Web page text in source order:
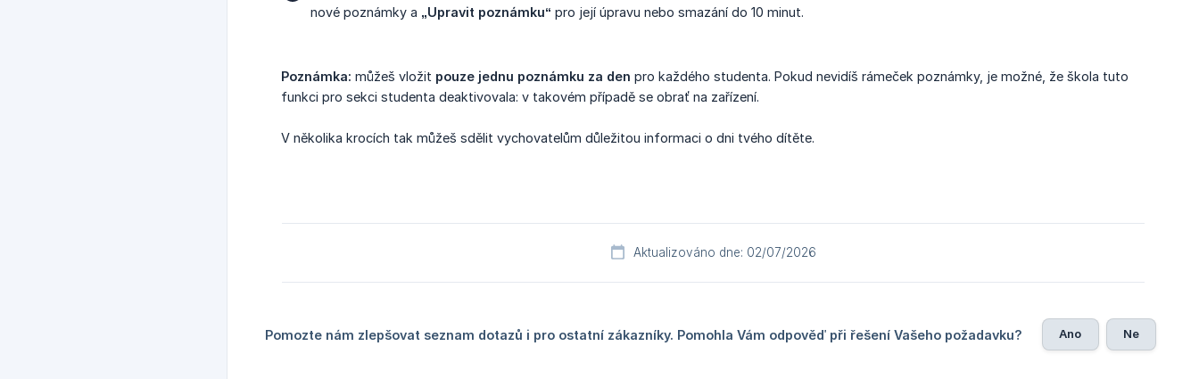
nové poznámky a „Upravit poznámku“ pro její úpravu nebo smazání do 10 minut.
Poznámka: můžeš vložit pouze jednu poznámku za den pro každého studenta. Pokud nevidíš rámeček poznámky, je možné, že škola tuto
funkci pro sekci studenta deaktivovala: v takovém případě se obrať na zařízení.
V několika krocích tak můžeš sdělit vychovatelům důležitou informaci o dni tvého dítěte.
Aktualizováno dne: 02/07/2026
Pomozte nám zlepšovat seznam dotazů i pro ostatní zákazníky. Pomohla Vám odpověď při řešení Vašeho požadavku? Ano Ne